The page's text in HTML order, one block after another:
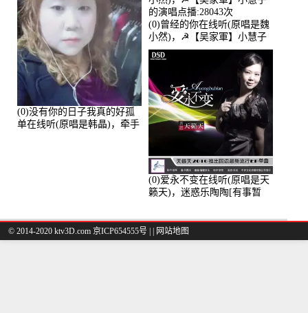
(0)没有你的日子我真的好孤
单在线听(原唱是韩晶)，牵手
(0)曾经的你在线听(原唱是魏
小然)，☭【吴家軍】小慧子
的演唱点播:28043次
(0)爱永不变在线听(原唱是天
籁天)，迷惑乐陶陶[有事暂
© 2014-2020 ktv3D.com 京ICP654555号 | 网站地图